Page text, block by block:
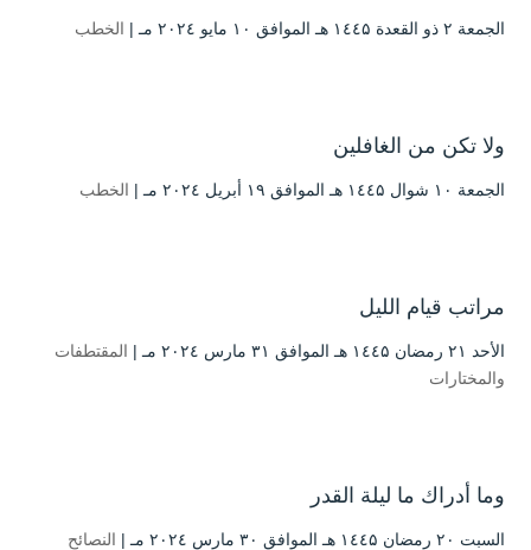
الجمعة ۲ ذو القعدة ۱٤٤۵ هـ الموافق ۱۰ مايو ۲۰۲٤ مـ | الخطب
ولا تكن من الغافلين
الجمعة ۱۰ شوال ۱٤٤۵ هـ الموافق ۱۹ أبريل ۲۰۲٤ مـ | الخطب
مراتب قيام الليل
الأحد ۲۱ رمضان ۱٤٤۵ هـ الموافق ۳۱ مارس ۲۰۲٤ مـ |
المقتطفات
والمختارات
وما أدراك ما ليلة القدر
السبت ۲۰ رمضان ۱٤٤۵ هـ الموافق ۳۰ مارس ۲۰۲٤ مـ |
النصائح